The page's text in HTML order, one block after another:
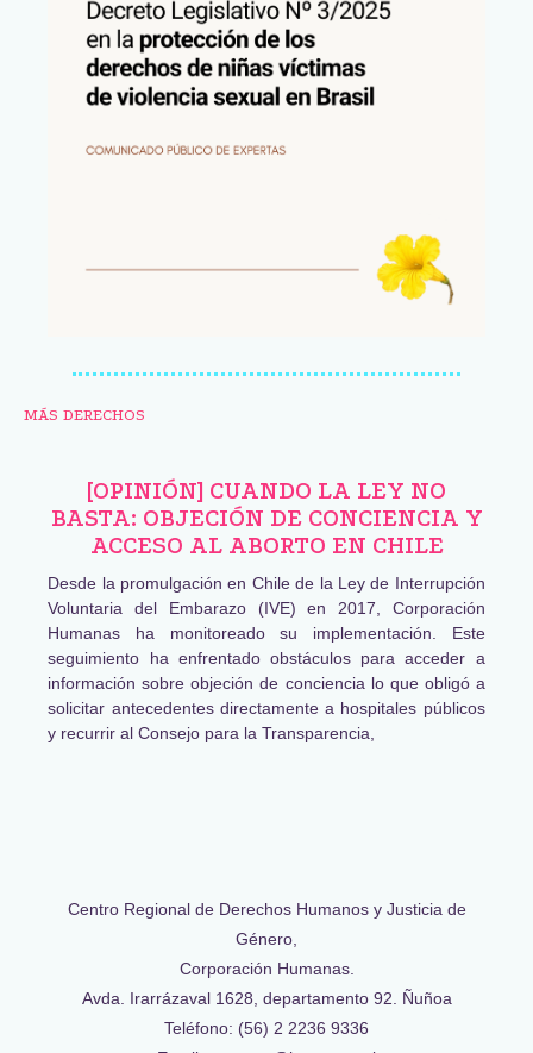
MÁS DERECHOS
[OPINIÓN] CUANDO LA LEY NO
BASTA: OBJECIÓN DE CONCIENCIA Y
ACCESO AL ABORTO EN CHILE
Desde la promulgación en Chile de la Ley de Interrupción
Voluntaria del Embarazo (IVE) en 2017, Corporación
Humanas ha monitoreado su implementación. Este
seguimiento ha enfrentado obstáculos para acceder a
información sobre objeción de conciencia lo que obligó a
solicitar antecedentes directamente a hospitales públicos
y recurrir al Consejo para la Transparencia,
Centro Regional de Derechos Humanos y Justicia de
Género,
Corporación Humanas.
Avda. Irarrázaval 1628, departamento 92. Ñuñoa
Teléfono: (56) 2 2236 9336